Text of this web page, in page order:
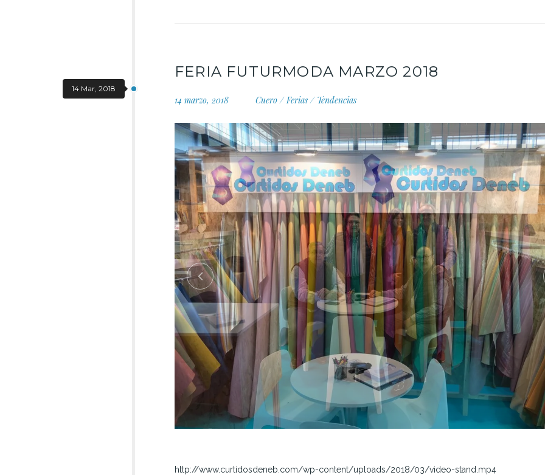
14 Mar, 2018
FERIA FUTURMODA MARZO 2018
14 marzo, 2018 Cuero/Ferias/ Tendencias
http://www.curtidosdeneb.com/wp-content/uploads/2018/03/video-stand.mp4